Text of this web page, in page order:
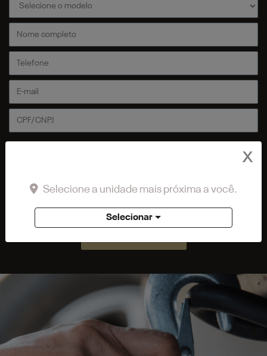
Li e aceito aPolítica de Privacidadee concordo em receber
X
Selecione a unidade mais próxima a você.
Selecionar